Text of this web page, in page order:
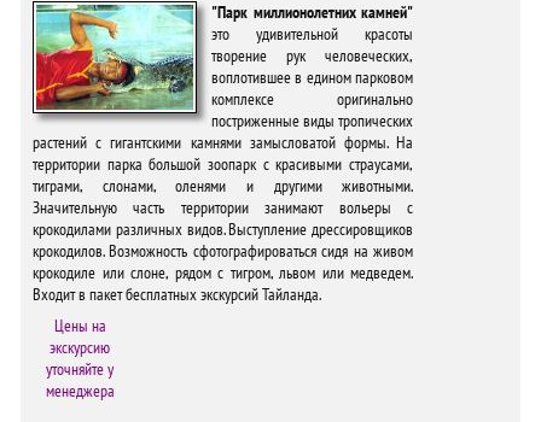
"Парк миллионолетних камней"
это удивительной красоты
творение рук человеческих,
воплотившее в едином парковом
комплексе оригинально
постриженные виды тропических
растений с гигантскими камнями замысловатой формы. На
территории парка большой зоопарк с красивыми страусами,
тиграми, слонами, оленями и другими животными.
Значительную часть территории занимают вольеры с
крокодилами различных видов. Выступление дрессировщиков
крокодилов. Возможность сфотографироваться сидя на живом
крокодиле или слоне, рядом с тигром, львом или медведем.
Входит в пакет бесплатных экскурсий Тайланда.
Цены на
экскурсию
уточняйте у
менеджера